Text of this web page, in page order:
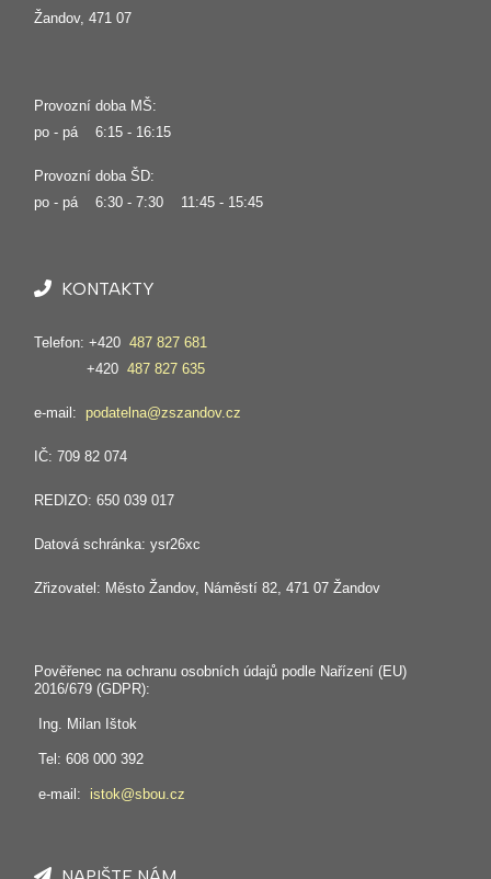
Žandov, 471 07
Provozní doba MŠ:
po - pá 6:15 - 16:15
Provozní doba ŠD:
po - pá 6:30 - 7:30 11:45 - 15:45
KONTAKTY
Telefon: +420 487 827 681
+420 487 827 635
e-mail: podatelna@zszandov.cz
IČ: 709 82 074
REDIZO: 650 039 017
Datová schránka: ysr26xc
Zřizovatel: Město Žandov, Náměstí 82, 471 07 Žandov
Pověřenec na ochranu osobních údajů podle Nařízení (EU)
2016/679 (GDPR):
Ing. Milan Ištok
Tel: 608 000 392
e-mail: istok@sbou.cz